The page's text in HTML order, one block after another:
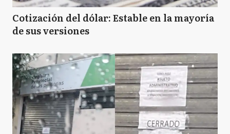
Cotización del dólar: Estable en la mayoría
de sus versiones